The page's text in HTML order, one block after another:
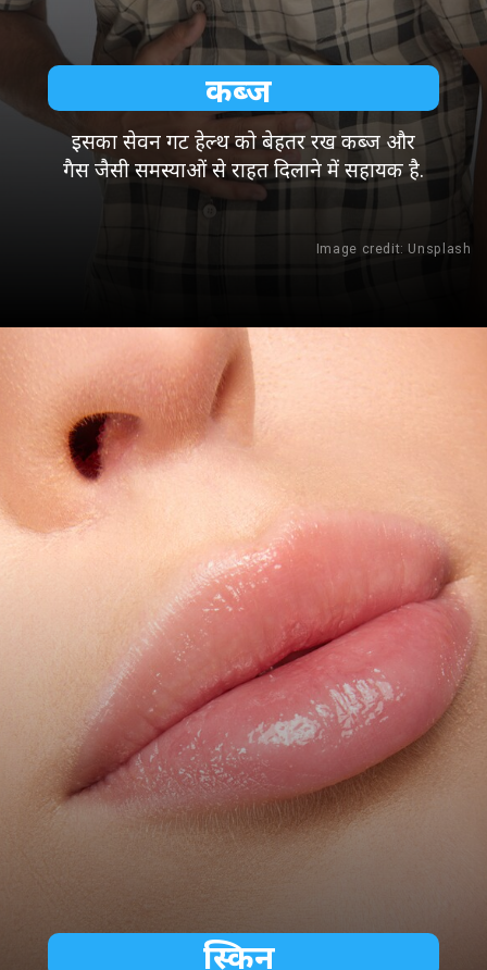
कब्ज
इसका सेवन गट हेल्थ को बेहतर रख कब्ज और
गैस जैसी समस्याओं से राहत दिलाने में सहायक है.
Image credit: Unsplash
स्किन